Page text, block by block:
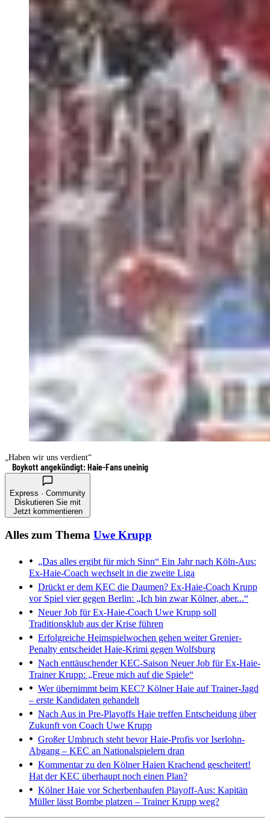
„Haben wir uns verdient“
Boykott angekündigt: Haie-Fans uneinig
Express · Community
Diskutieren Sie mit
Jetzt kommentieren
Alles zum Thema Uwe Krupp
„Das alles ergibt für mich Sinn“ Ein Jahr nach Köln-Aus:
Ex-Haie-Coach wechselt in die zweite Liga
Drückt er dem KEC die Daumen? Ex-Haie-Coach Krupp
vor Spiel vier gegen Berlin: „Ich bin zwar Kölner, aber...“
Neuer Job für Ex-Haie-Coach Uwe Krupp soll
Traditionsklub aus der Krise führen
Erfolgreiche Heimspielwochen gehen weiterGrenier-
Penalty entscheidet Haie-Krimi gegen Wolfsburg
Nach enttäuschender KEC-Saison Neuer Job für Ex-Haie-
Trainer Krupp: „Freue mich auf die Spiele“
Wer übernimmt beim KEC? Kölner Haie auf Trainer-Jagd
– erste Kandidaten gehandelt
Nach Aus in Pre-Playoffs Haie treffen Entscheidung über
Zukunft von Coach Uwe Krupp
Großer Umbruch steht bevorHaie-Profis vor Iserlohn-
Abgang – KEC an Nationalspielern dran
Kommentar zu den Kölner Haien Krachend gescheitert!
Hat der KEC überhaupt noch einen Plan?
Kölner Haie vor Scherbenhaufen Playoff-Aus: Kapitän
Müller lässt Bombe platzen – Trainer Krupp weg?